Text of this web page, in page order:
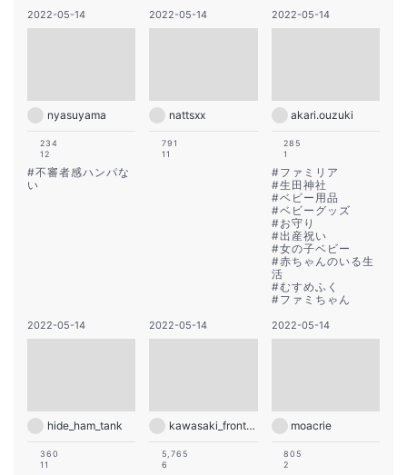
2022-05-14
nyasuyama
234
12
#不審者感ハンパな
い
2022-05-14
nattsxx
791
11
2022-05-14
akari.ouzuki
285
1
#ファミリア
#生田神社
#ベビー用品
#ベビーグッズ
#お守り
#出産祝い
#女の子ベビー
#赤ちゃんのいる生
活
#むすめふく
#ファミちゃん
2022-05-14
hide_ham_tank
360
11
2022-05-14
kawasaki_frontale
5,765
6
2022-05-14
moacrie
805
2